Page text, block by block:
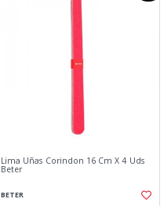
Lima Uñas Corindon 16 Cm X 4 Uds
Beter
BETER